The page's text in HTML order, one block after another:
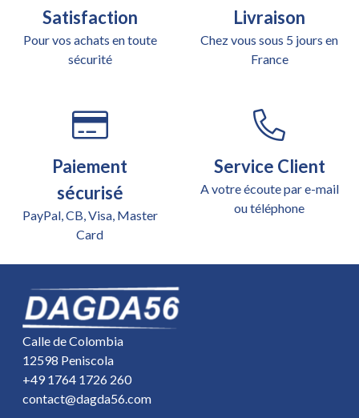
Satisfaction
Pour vos achats en toute
sécurité
Livraison
Chez vous sous 5 jours en
France
Paiement
sécurisé
PayPal, CB, Visa, Master
Card
Service Client
A votre écoute par e-mail
ou téléphone
Calle de Colombia
12598 Peniscola
+49 1764 1726 260
contact@dagda56.com